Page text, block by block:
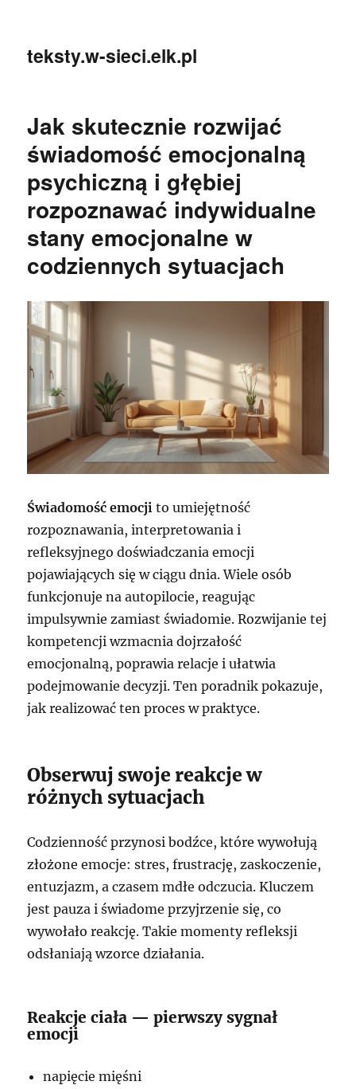
teksty.w-sieci.elk.pl
Jak skutecznie rozwijać
świadomość emocjonalną
psychiczną i głębiej
rozpoznawać indywidualne
stany emocjonalne w
codziennych sytuacjach
Świadomość emocji to umiejętność
rozpoznawania, interpretowania i
refleksyjnego doświadczania emocji
pojawiających się w ciągu dnia. Wiele osób
funkcjonuje na autopilocie, reagując
impulsywnie zamiast świadomie. Rozwijanie tej
kompetencji wzmacnia dojrzałość
emocjonalną, poprawia relacje i ułatwia
podejmowanie decyzji. Ten poradnik pokazuje,
jak realizować ten proces w praktyce.
Obserwuj swoje reakcje w
różnych sytuacjach
Codzienność przynosi bodźce, które wywołują
złożone emocje: stres, frustrację, zaskoczenie,
entuzjazm, a czasem mdłe odczucia. Kluczem
jest pauza i świadome przyjrzenie się, co
wywołało reakcję. Takie momenty refleksji
odsłaniają wzorce działania.
Reakcje ciała — pierwszy sygnał
emocji
napięcie mięśni